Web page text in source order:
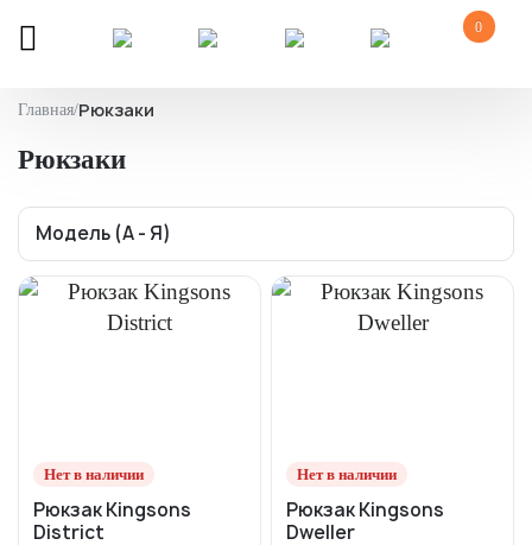
0
Главная/Рюкзаки
Рюкзаки
Нет в наличии
Рюкзак Kingsons
District
Нет в наличии
Рюкзак Kingsons
Dweller